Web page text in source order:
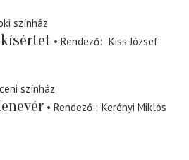
színház
Rendező
Kiss József
színház
Rendező
Kerényi Miklós